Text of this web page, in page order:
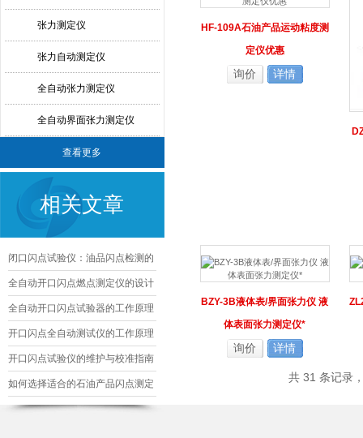
张力测定仪
张力自动测定仪
全自动张力测定仪
全自动界面张力测定仪
查看更多
相关文章
闭口闪点试验仪：油品闪点检测的
核心精准工具
全自动开口闪点燃点测定仪的设计
与优化
全自动开口闪点试验器的工作原理
及其应用
开口闪点全自动测试仪的工作原理
及应用
开口闪点试验仪的维护与校准指南
如何选择适合的石油产品闪点测定
仪
HF-109A石油产品运动粘度测
定仪优惠
询价 详情
BZY-3B液体表/界面张力仪 液
体表面张力测定仪*
询价 详情
共 31 条记录